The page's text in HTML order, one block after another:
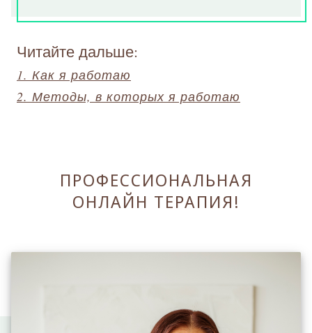
Читайте дальше:
1. Как я работаю
2. Методы, в которых я работаю
ПРОФЕССИОНАЛЬНАЯ
ОНЛАЙН ТЕРАПИЯ!